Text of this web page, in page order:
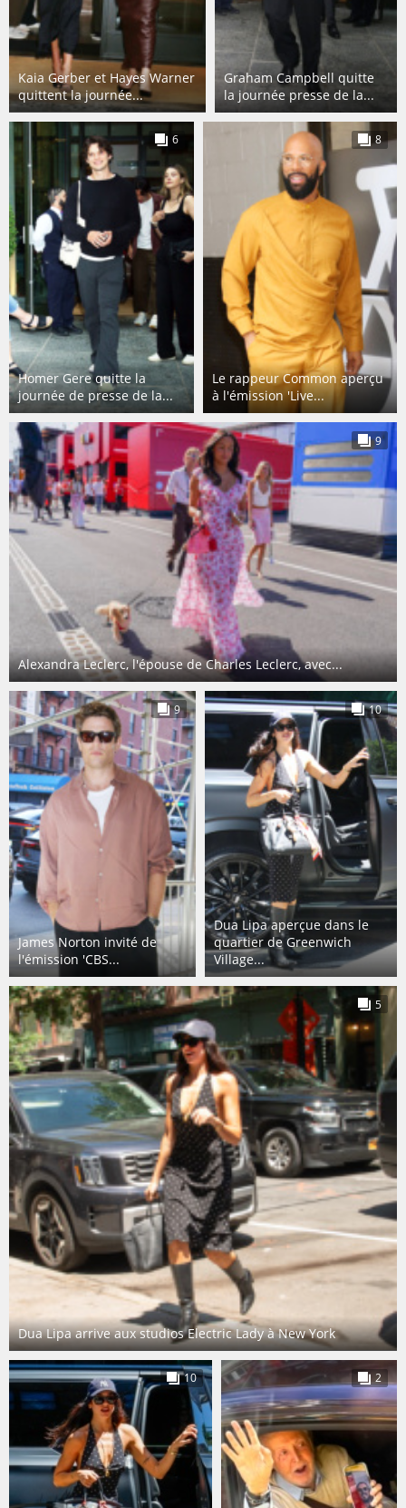
Kaia Gerber et Hayes Warner
quittent la journée...
Graham Campbell quitte
la journée presse de la...
Homer Gere quitte la
journée de presse de la...
6
Le rappeur Common aperçu
à l'émission 'Live...
8
Alexandra Leclerc, l'épouse de Charles Leclerc, avec...
9
James Norton invité de
l'émission 'CBS...
9
Dua Lipa aperçue dans le
quartier de Greenwich
Village...
10
Dua Lipa arrive aux studios Electric Lady à New York
5
10 2